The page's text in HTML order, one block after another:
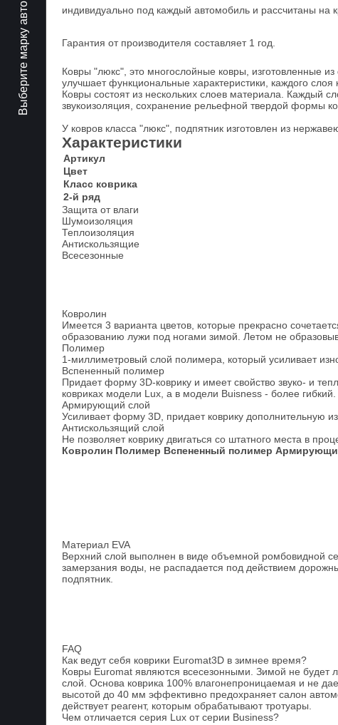
Выберите марку авто
индивидуально под каждый автомобиль и рассчитаны на
Гарантия от производителя составляет 1 год.
Ковры "люкс", это многослойные ковры, изготовленные
улучшает функциональные характеристики, каждого слоя
Ковры состоят из нескольких слоев материала. Каждый
звукоизоляция, сохранение рельефной твердой формы
У ковров класса "люкс", подпятник изготовлен из
Характеристики
Артикул
Цвет
Класс коврика
2-й ряд
Защита от влаги
Шумоизоляция
Теплоизоляция
Антискользящие
Всесезонные
Ковролин
Имеется 3 варианта цветов, которые прекрасно
образованию лужи под ногами зимой. Летом не
Полимер
1-миллиметровый слой полимера, который усиливает
Вспененный полимер
Придает форму 3D-коврику и имеет свойство звуко- и
ковриках модели Lux, а в модели Buisness - более гибкий.
Армирующий слой
Усиливает форму 3D, придает коврику дополнительную
Антискользящий слой
Не позволяет коврику двигаться со штатного места в
Ковролин Полимер Вспененный полимер
Материал EVA
Верхний слой выполнен в виде объемной ромбовидной
замерзания воды, не распадается под действием
подпятник.
FAQ
Как ведут себя коврики Euromat3D в зимнее время?
Ковры Euromat являются всесезонными. Зимой не будет
слой. Основа коврика 100% влагонепроницаемая и не
высотой до 40 мм эффективно предохраняет салон
действует реагент, которым обрабатывают тротуары.
Чем отличается серия Lux от серии Business?